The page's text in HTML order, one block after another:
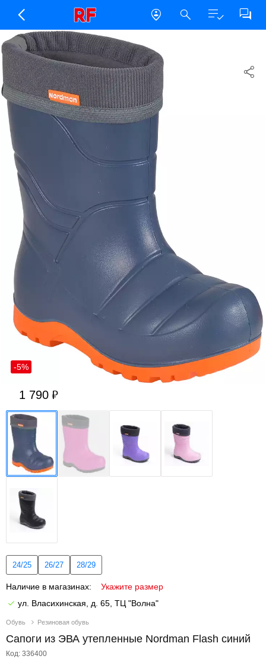
Обувь Резиновая обувь
Сапоги из ЭВА утепленные Nordman Flash синий
Код: 336400
-5%
1 790
24/25 26/27 28/29
Наличие в магазинах:
Укажите размер
ул. Власихинская, д. 65, ТЦ "Волна"